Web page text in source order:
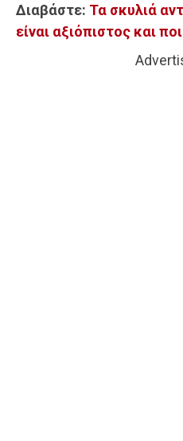
Διαβάστε: Τα σκυλιά
είναι αξιόπιστος και